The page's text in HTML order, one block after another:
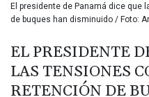
El presidente de Panamá dice que
de buques han disminuido / Foto:
EL PRESIDENTE
LAS TENSIONES
RETENCIÓN DE